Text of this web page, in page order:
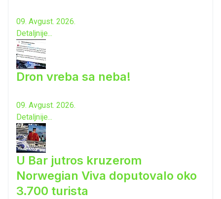
09. Avgust. 2026.
Detaljnije...
Dron vreba sa neba!
09. Avgust. 2026.
Detaljnije...
U Bar jutros kruzerom
Norwegian Viva doputovalo oko
3.700 turista